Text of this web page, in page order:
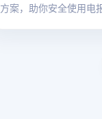
方案，助你安全使用电